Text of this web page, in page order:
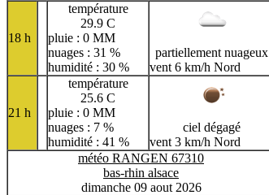
18 h
température
29.9 C
pluie : 0 MM
nuages : 31 %
humidité : 30 %
partiellement nuageux
vent 6 km/h Nord
21 h
température
25.6 C
pluie : 0 MM
nuages : 7 %
humidité : 41 %
ciel dégagé
vent 3 km/h Nord
météo RANGEN 67310
bas-rhin alsace
dimanche 09 aout 2026